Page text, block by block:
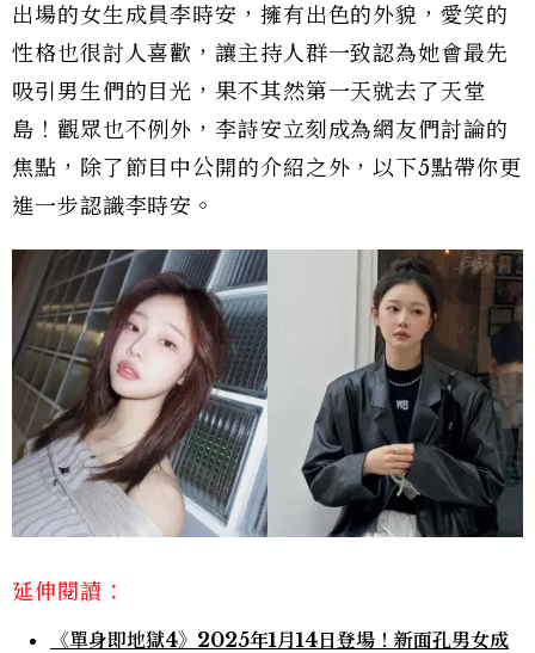
出場的女生成員李時安，擁有出色的外貌，愛笑的
性格也很討人喜歡，讓主持人群一致認為她會最先
吸引男生們的目光，果不其然第一天就去了天堂
島！觀眾也不例外，李詩安立刻成為網友們討論的
焦點，除了節目中公開的介紹之外，以下5點帶你更
進一步認識李時安。
延伸閱讀：
《單身即地獄4》2025年1月14日登場！新面孔男女成